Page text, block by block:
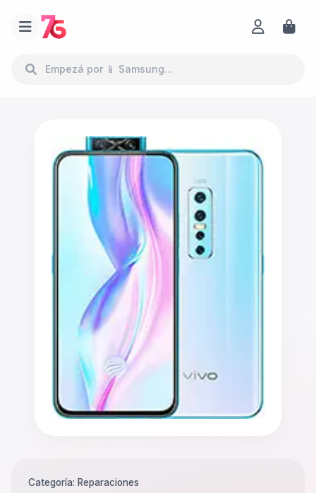
Categoría: Reparaciones